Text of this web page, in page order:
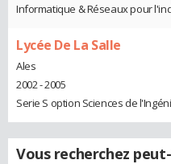
Informatique & Réseaux pour
Lycée De La Salle
Ales
2002 - 2005
Serie S option Sciences de
Vous recherchez